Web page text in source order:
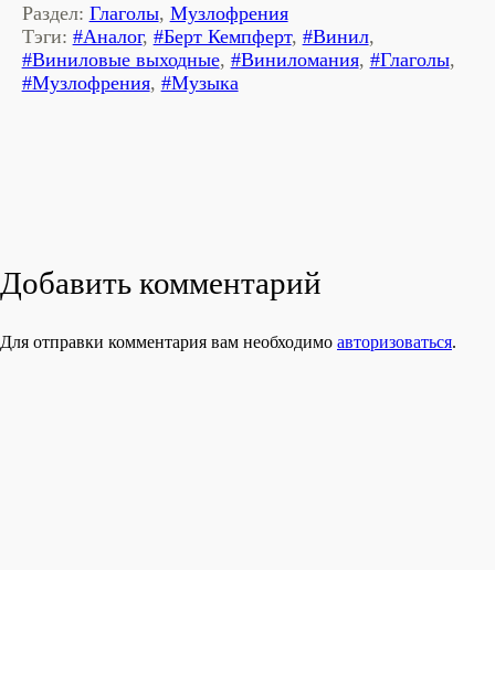
Раздел: Глаголы, Музлофрения
Тэги: #Аналог, #Берт Кемпферт, #Винил,
#Виниловые выходные, #Виниломания, #Глаголы,
#Музлофрения, #Музыка
Добавить комментарий
Для отправки комментария вам необходимо авторизоваться.